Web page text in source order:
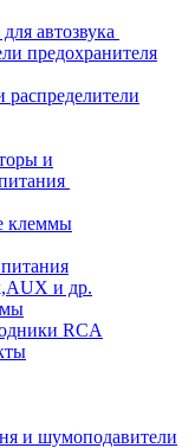
автозвука
предохранителя
и
клеммы
и др.
RCA
и шумоподавители